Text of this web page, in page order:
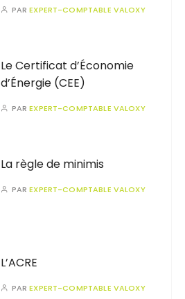
PAREXPERT-COMPTABLE VALOXY
Le Certificat d’Économie
d’Énergie (CEE)
PAREXPERT-COMPTABLE VALOXY
La règle de minimis
PAREXPERT-COMPTABLE VALOXY
L’ACRE
PAREXPERT-COMPTABLE VALOXY